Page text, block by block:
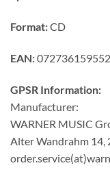
Format:CD
EAN:
GPSR Information:
Manufacturer:
WARNER MUSIC
Alter Wandrahm 14,